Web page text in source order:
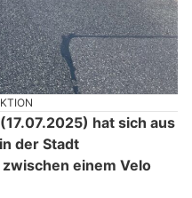
hat sich aus
der Stadt
einem Velo